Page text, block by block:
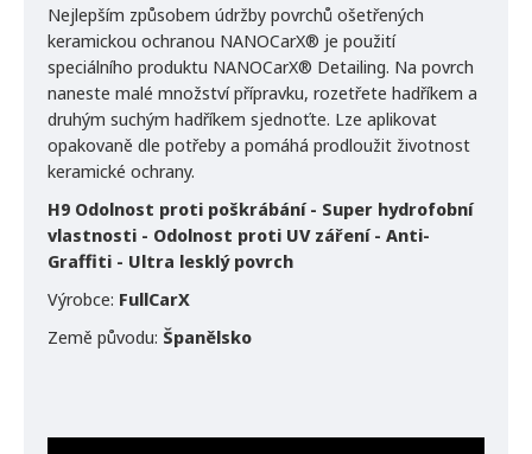
Nejlepším způsobem údržby povrchů ošetřených
keramickou ochranou NANOCarX® je použití
speciálního produktu NANOCarX® Detailing. Na povrch
naneste malé množství přípravku, rozetřete hadříkem a
druhým suchým hadříkem sjednoťte. Lze aplikovat
opakovaně dle potřeby a pomáhá prodloužit životnost
keramické ochrany.
H9 Odolnost proti poškrábání - Super hydrofobní
vlastnosti - Odolnost proti UV záření - Anti-
Graffiti - Ultra lesklý povrch
Výrobce: FullCarX
Země původu: Španělsko